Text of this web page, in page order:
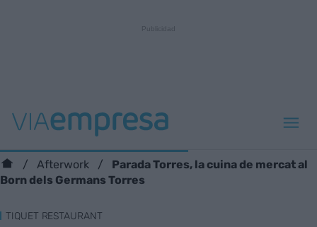
Afterwork
Parada Torres, la cuina de mercat al
Born dels Germans Torres
TIQUET RESTAURANT